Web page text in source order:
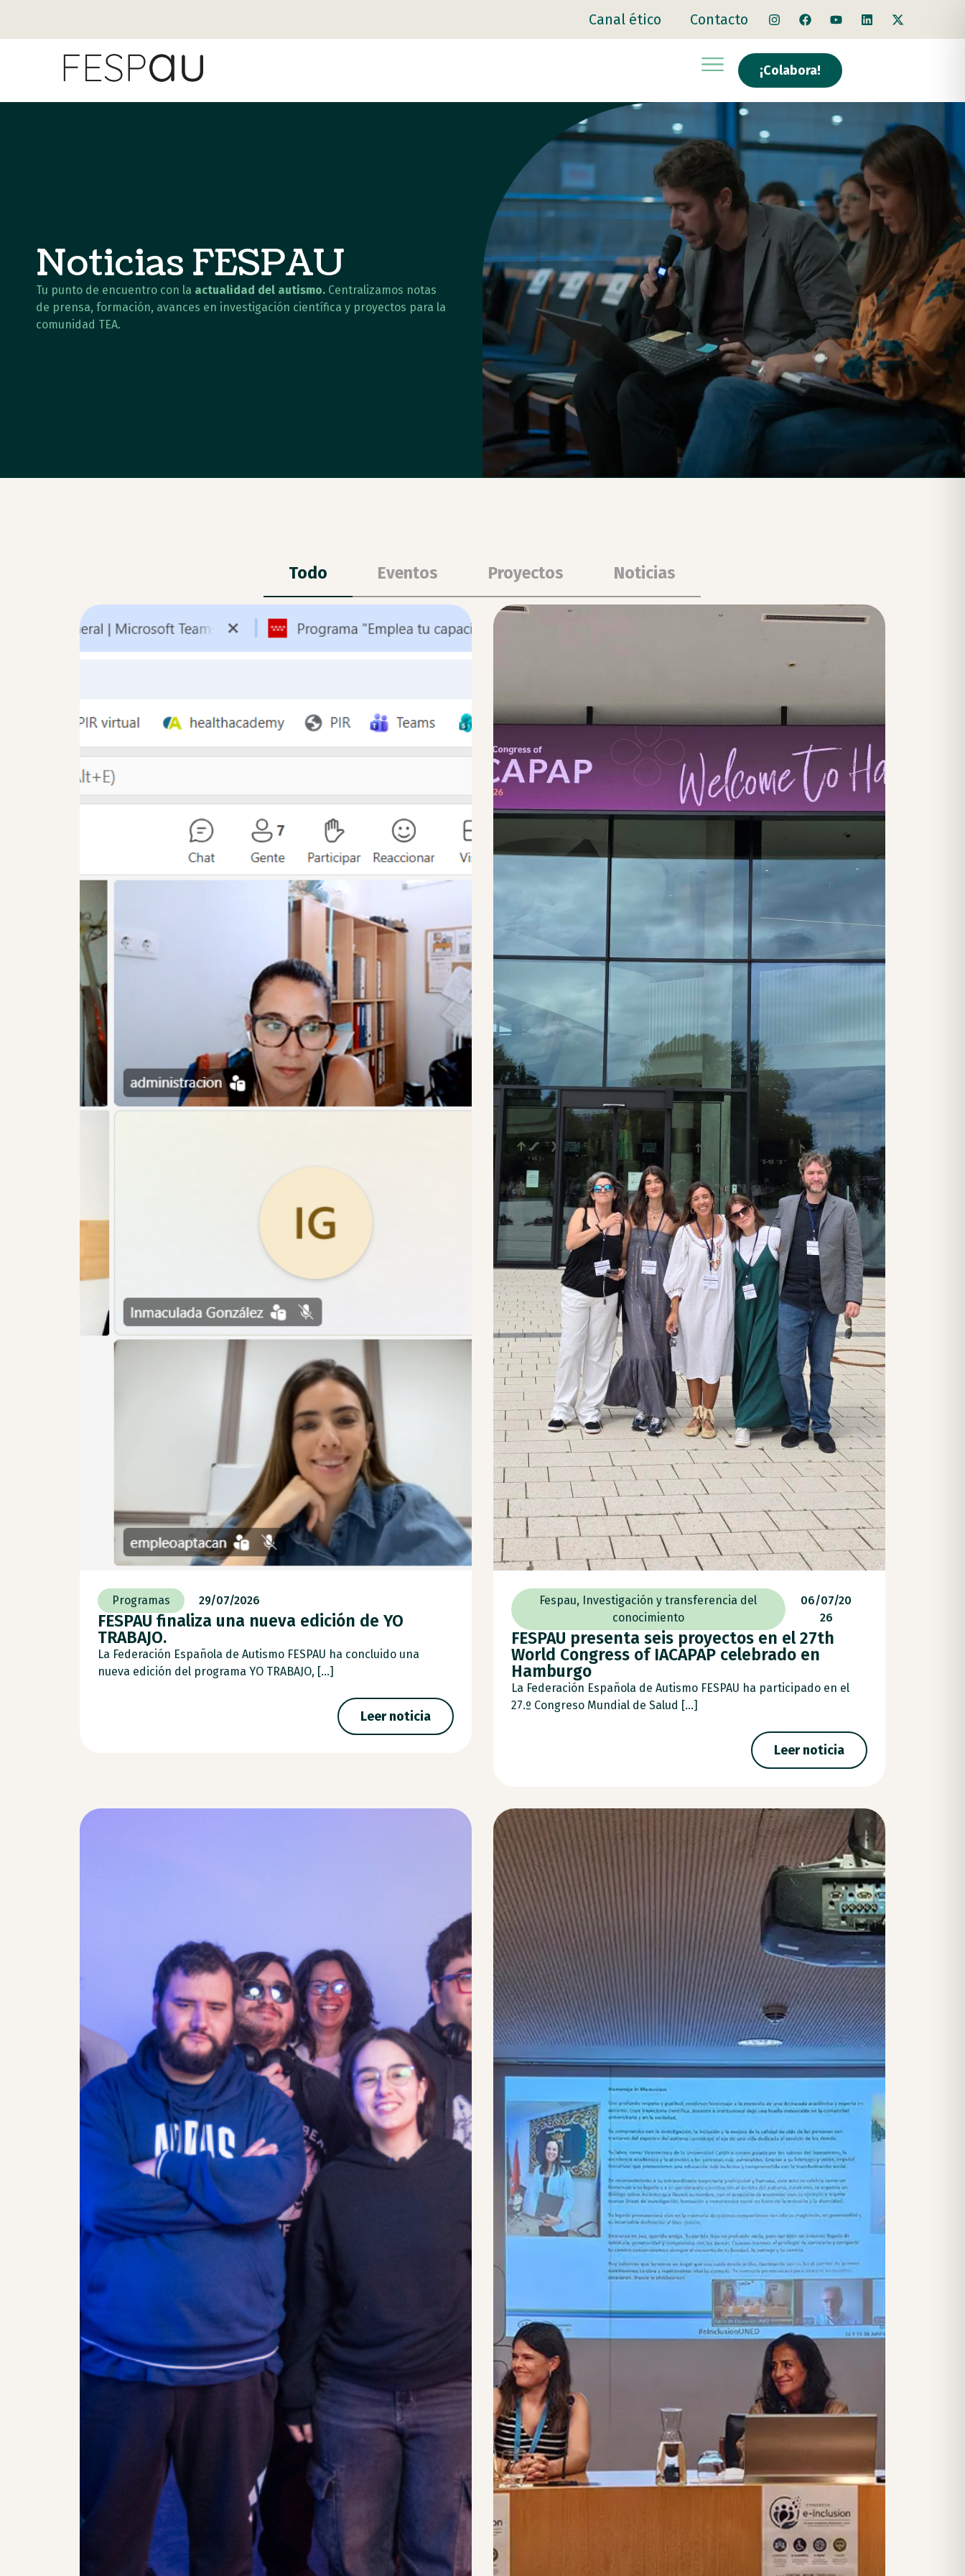
Canal ético Contacto
¡Colabora!
Noticias FESPAU
Tu punto de encuentro con la actualidad del autismo. Centralizamos notas
de prensa, formación, avances en investigación científica y proyectos para la
comunidad TEA.
Todo Eventos Proyectos Noticias
Programas 29/07/2026
FESPAU finaliza una nueva edición de YO
TRABAJO.
La Federación Española de Autismo FESPAU ha concluido una
nueva edición del programa YO TRABAJO, [...]
Leer noticia
Fespau, Investigación y transferencia del
conocimiento
06/07/20
26
FESPAU presenta seis proyectos en el 27th
World Congress of IACAPAP celebrado en
Hamburgo
La Federación Española de Autismo FESPAU ha participado en el
27.º Congreso Mundial de Salud [...]
Leer noticia